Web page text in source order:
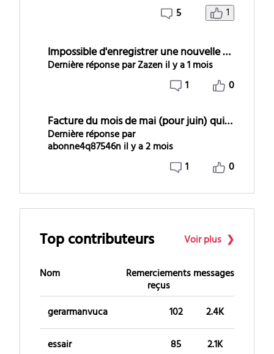
5
1
Impossible d'enregistrer une nouvelle carte bancaire
Dernière réponse parZazen il y a 1 mois
1
0
Facture du mois de mai (pour juin) qui n'est pas dans mon espace
Dernière réponse par
abonne4q87546n il y a 2 mois
1
0
Top contributeurs Voir plus
Nom Remerciements
reçus
messages
gerarmanvuca 102 2.4K
essair 85 2.1K